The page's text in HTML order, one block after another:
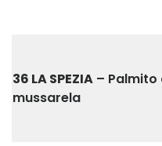
36 LA SPEZIA –
mussarela